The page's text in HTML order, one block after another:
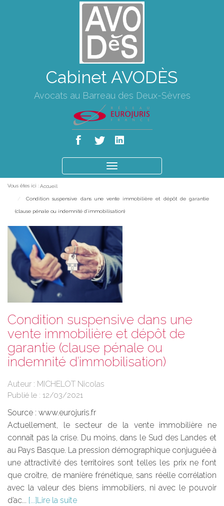
Cabinet AVODÈS
Avocats au Barreau des Deux-Sèvres
le
Vous êtes ici : Accueil
Condition suspensive dans une vente immobilière et dépôt de garantie
(clause pénale ou indemnité d’immobilisation)
Condition suspensive dans une
vente immobilière et dépôt de
garantie (clause pénale ou
indemnité d’immobilisation)
Auteur : MICHELOT Nicolas
Publié le : 12/03/2021
Source : www.eurojuris.fr
Actuellement, le secteur de la vente immobilière ne
connaît pas la crise. Du moins, dans le Sud des Landes et
au Pays Basque. La pression démographique conjuguée à
une attractivité des territoires sont telles les prix ne font
que croître, de manière frénétique, sans réelle corrélation
avec la valeur des biens immobiliers, ni avec le pouvoir
d’ac...
Lire la suite